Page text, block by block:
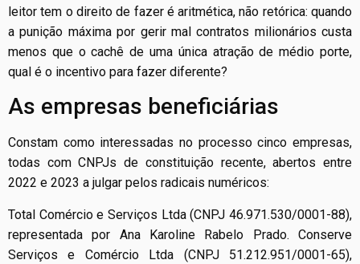
leitor tem o direito de fazer é aritmética, não retórica: quando
a punição máxima por gerir mal contratos milionários custa
menos que o cachê de uma única atração de médio porte,
qual é o incentivo para fazer diferente?
As empresas beneficiárias
Constam como interessadas no processo cinco empresas,
todas com CNPJs de constituição recente, abertos entre
2022 e 2023 a julgar pelos radicais numéricos:
Total Comércio e Serviços Ltda (CNPJ 46.971.530/0001-88),
representada por Ana Karoline Rabelo Prado. Conserve
Serviços e Comércio Ltda (CNPJ 51.212.951/0001-65),